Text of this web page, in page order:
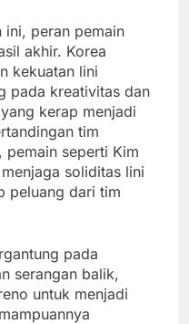
ini, peran pemain
akhir. Korea
kekuatan lini
pada kreativitas dan
kerap menjadi
tim
pemain seperti Kim
soliditas lini
peluang dari tim
pada
serangan balik,
untuk menjadi